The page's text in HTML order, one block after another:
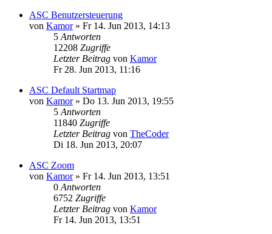
ASC Benutzersteuerung
von Kamor» Fr 14. Jun 2013, 14:13
5 Antworten
12208 Zugriffe
Letzter Beitrag von Kamor
Fr 28. Jun 2013, 11:16
ASC Default Startmap
von Kamor» Do 13. Jun 2013, 19:55
5 Antworten
11840 Zugriffe
Letzter Beitrag von TheCoder
Di 18. Jun 2013, 20:07
ASC Zoom
von Kamor» Fr 14. Jun 2013, 13:51
0 Antworten
6752 Zugriffe
Letzter Beitrag von Kamor
Fr 14. Jun 2013, 13:51